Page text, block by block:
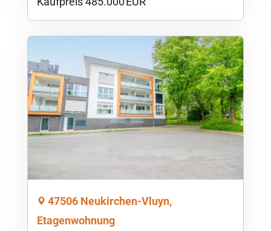
47506 Neukirchen-Vluyn,
Etagenwohnung